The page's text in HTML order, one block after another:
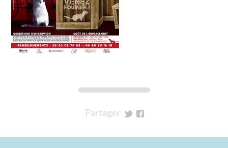
Partager
Twitter
Facebook